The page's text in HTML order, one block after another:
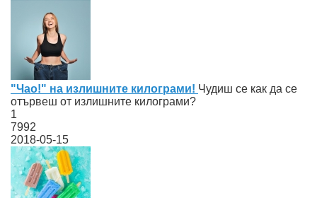
"Чао!" на излишните килограми! Чудиш се как да се
отървеш от излишните килограми?
1
7992
2018-05-15